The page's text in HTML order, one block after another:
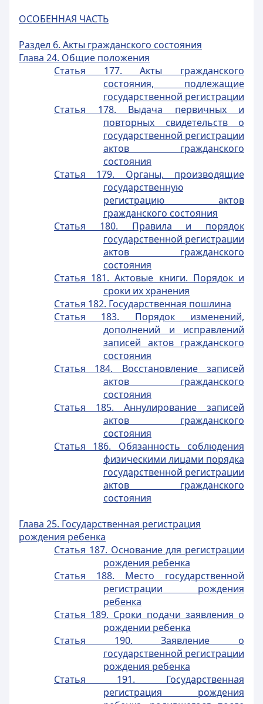
ОСОБЕННАЯ ЧАСТЬ
Раздел 6. Акты гражданского состояния
Глава 24. Общие положения
Статья 177. Акты гражданского
состояния, подлежащие
государственной регистрации
Статья 178. Выдача первичных и
повторных свидетельств о
государственной регистрации
актов гражданского
состояния
Статья 179. Органы, производящие
государственную
регистрацию актов
гражданского состояния
Статья 180. Правила и порядок
государственной регистрации
актов гражданского
состояния
Статья 181. Актовые книги. Порядок и
сроки их хранения
Статья 182. Государственная пошлина
Статья 183. Порядок изменений,
дополнений и исправлений
записей актов гражданского
состояния
Статья 184. Восстановление записей
актов гражданского
состояния
Статья 185. Аннулирование записей
актов гражданского
состояния
Статья 186. Обязанность соблюдения
физическими лицами порядка
государственной регистрации
актов гражданского
состояния
Глава 25. Государственная регистрация
рождения ребенка
Статья 187. Основание для регистрации
рождения ребенка
Статья 188. Место государственной
регистрации рождения
ребенка
Статья 189. Сроки подачи заявления о
рождении ребенка
Статья 190. Заявление о
государственной регистрации
рождения ребенка
Статья 191. Государственная
регистрация рождения